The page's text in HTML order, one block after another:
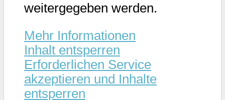
weitergegeben werden.
Mehr Informationen
Inhalt entsperren
Erforderlichen Service
akzeptieren und Inhalte
entsperren